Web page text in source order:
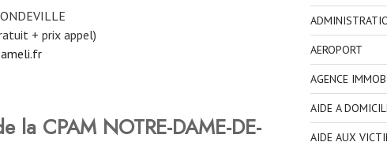
+ prix appel)
la CPAM NOTRE-DAME-DE-
AEROPORT
AGENCE
AIDE A
AIDE AUX